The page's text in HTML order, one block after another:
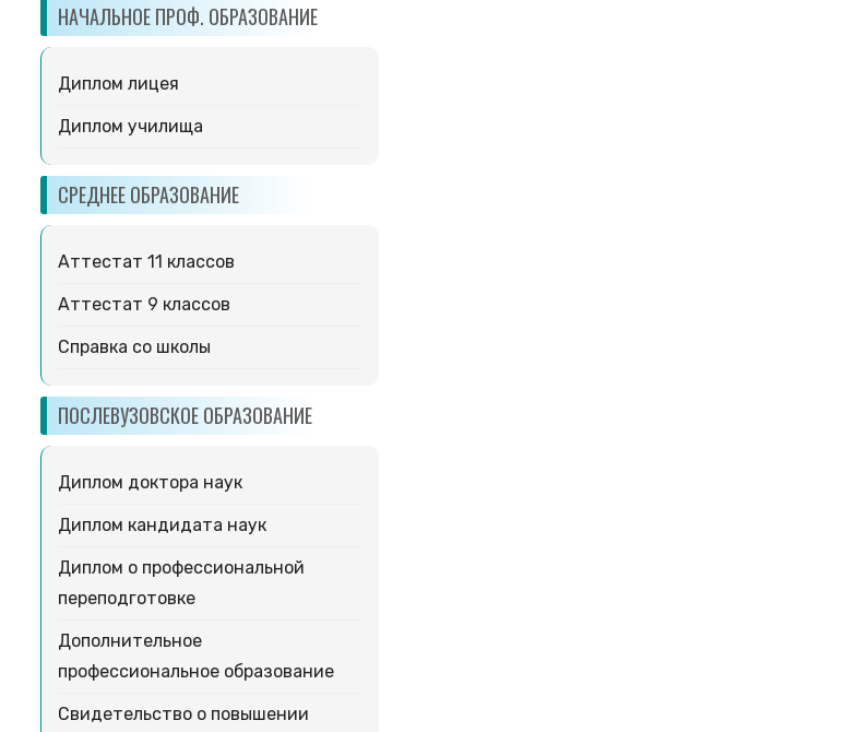
НАЧАЛЬНОЕ ПРОФ. ОБРАЗОВАНИЕ
Диплом лицея
Диплом училища
СРЕДНЕЕ ОБРАЗОВАНИЕ
Аттестат 11 классов
Аттестат 9 классов
Справка со школы
ПОСЛЕВУЗОВСКОЕ ОБРАЗОВАНИЕ
Диплом доктора наук
Диплом кандидата наук
Диплом о профессиональной
переподготовке
Дополнительное
профессиональное образование
Свидетельство о повышении